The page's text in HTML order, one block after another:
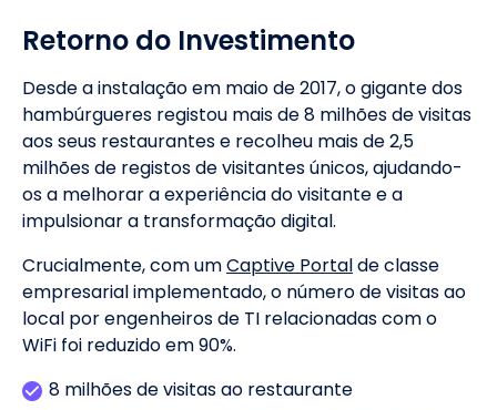
Retorno do Investimento
Desde a instalação em maio de 2017, o gigante dos
hambúrgueres registou mais de 8 milhões de visitas
aos seus restaurantes e recolheu mais de 2,5
milhões de registos de visitantes únicos, ajudando-
os a melhorar a experiência do visitante e a
impulsionar a transformação digital.
Crucialmente, com umCaptive Portalde classe
empresarial implementado, o número de visitas ao
local por engenheiros de TI relacionadas com o
WiFi foi reduzido em 90%.
8 milhões de visitas ao restaurante